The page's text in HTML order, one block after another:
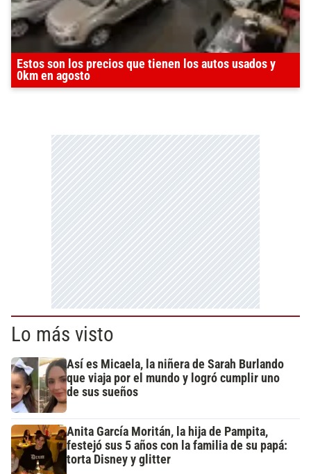
Estos son los precios que tienen los autos usados y
0km en agosto
Lo más visto
Así es Micaela, la niñera de Sarah Burlando
que viaja por el mundo y logró cumplir uno
de sus sueños
Anita García Moritán, la hija de Pampita,
festejó sus 5 años con la familia de su papá:
torta Disney y glitter